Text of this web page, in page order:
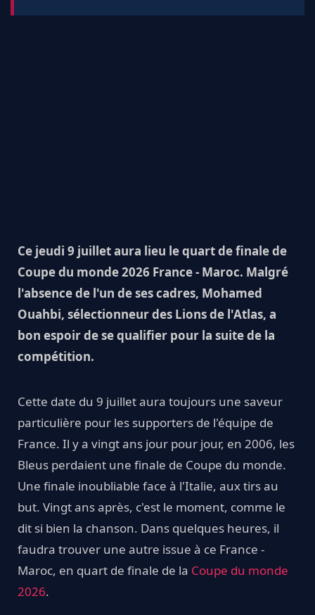
Ce jeudi 9 juillet aura lieu le quart de finale de
Coupe du monde 2026 France - Maroc. Malgré
l'absence de l'un de ses cadres, Mohamed
Ouahbi, sélectionneur des Lions de l'Atlas, a
bon espoir de se qualifier pour la suite de la
compétition.
Cette date du 9 juillet aura toujours une saveur
particulière pour les supporters de l'équipe de
France. Il y a vingt ans jour pour jour, en 2006, les
Bleus perdaient une finale de Coupe du monde.
Une finale inoubliable face à l'Italie, aux tirs au
but. Vingt ans après, c'est le moment, comme le
dit si bien la chanson. Dans quelques heures, il
faudra trouver une autre issue à ce France -
Maroc, en quart de finale de la Coupe du monde
2026.